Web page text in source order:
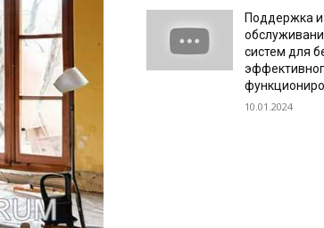
Поддержка и
систем для
10.01.2024